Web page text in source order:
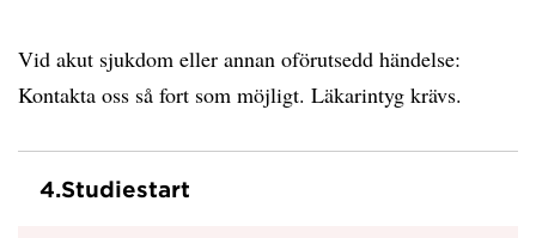
Vid akut sjukdom eller annan oförutsedd händelse:
Kontakta oss så fort som möjligt. Läkarintyg krävs.
4.Studiestart